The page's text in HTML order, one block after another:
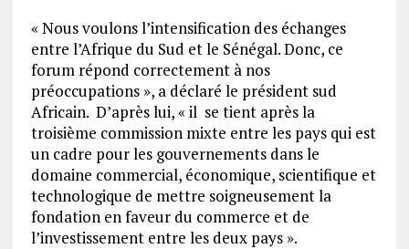
« Nous voulons l’intensification des échanges
entre l’Afrique du Sud et le Sénégal. Donc, ce
forum répond correctement à nos
préoccupations », a déclaré le président sud
Africain. D’après lui, « il se tient après la
troisième commission mixte entre les pays qui est
un cadre pour les gouvernements dans le
domaine commercial, économique, scientifique et
technologique de mettre soigneusement la
fondation en faveur du commerce et de
l’investissement entre les deux pays ».